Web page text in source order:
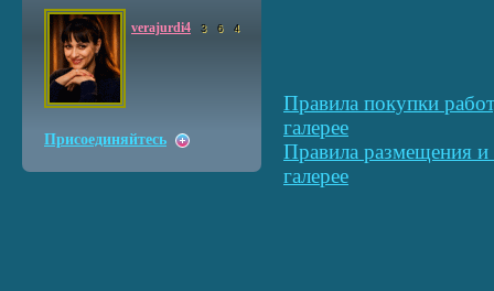
Правила покупки
галерее
Правила размещения
галерее
verajurdi4 3 6 4
Присоединяйтесь